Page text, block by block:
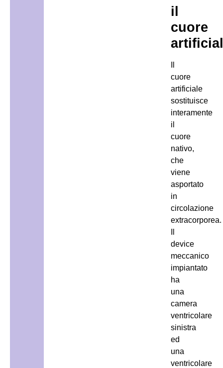
il
cuore
cuore
artificiale
sostituisce
interamente
il
cuore
nativo,
che
viene
asportato
in
circolazione
extracorporea.
device
meccanico
impiantato
ha
una
camera
ventricolare
sinistra
ed
una
ventricolare